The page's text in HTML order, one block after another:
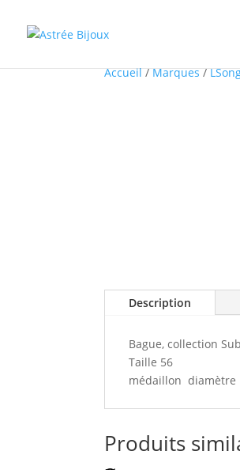
Accueil/Marques/
Description
Bague, collection
Taille 56
médaillon diamètre
Produits